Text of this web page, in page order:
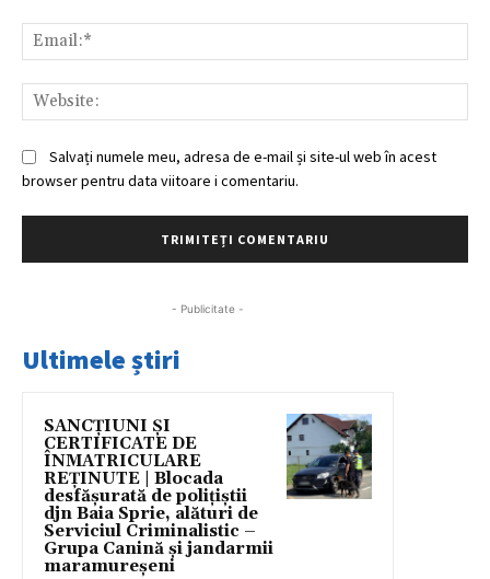
Salvați numele meu, adresa de e-mail și site-ul web în acest
browser pentru data viitoare i comentariu.
- Publicitate -
Ultimele știri
SANCȚIUNI ȘI
CERTIFICATE DE
ÎNMATRICULARE
REȚINUTE | Blocada
desfășurată de polițiștii
djn Baia Sprie, alături de
Serviciul Criminalistic –
Grupa Canină și jandarmii
maramureșeni